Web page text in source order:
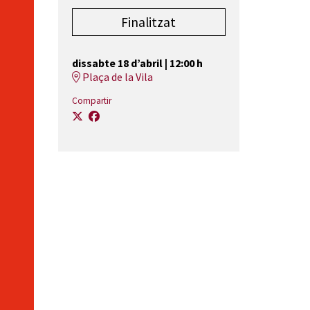
Finalitzat
dissabte 18 d’abril| 12:00 h
Plaça de la Vila
Compartir